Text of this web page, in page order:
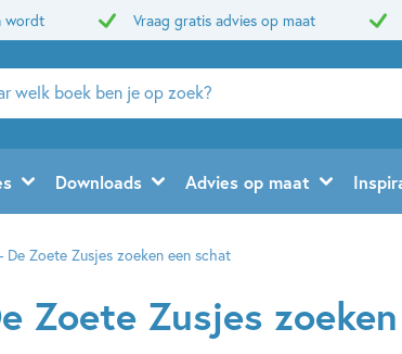
wordt Vraag gratis advies op maat
Downloads Advies op maat
De Zoete Zusjes zoeken een schat
Zoete Zusjes